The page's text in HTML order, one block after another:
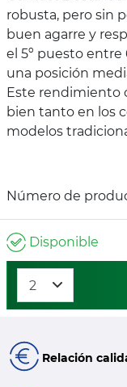
robusta, pero sin
buen agarre y
el 5º puesto
una posición
Este rendimiento
bien tanto en los
modelos
Número de
Disponible
Relación